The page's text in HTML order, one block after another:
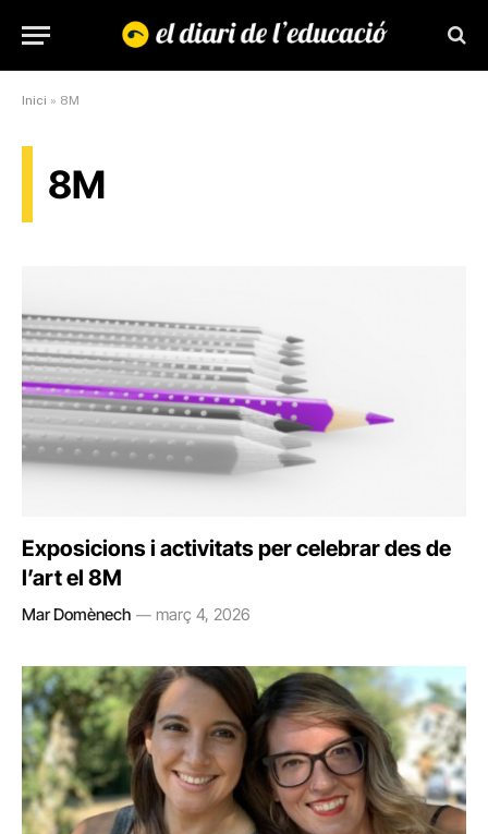
Inici » 8M
8M
Exposicions i activitats per celebrar des de
l’art el 8M
Mar Domènech març 4, 2026